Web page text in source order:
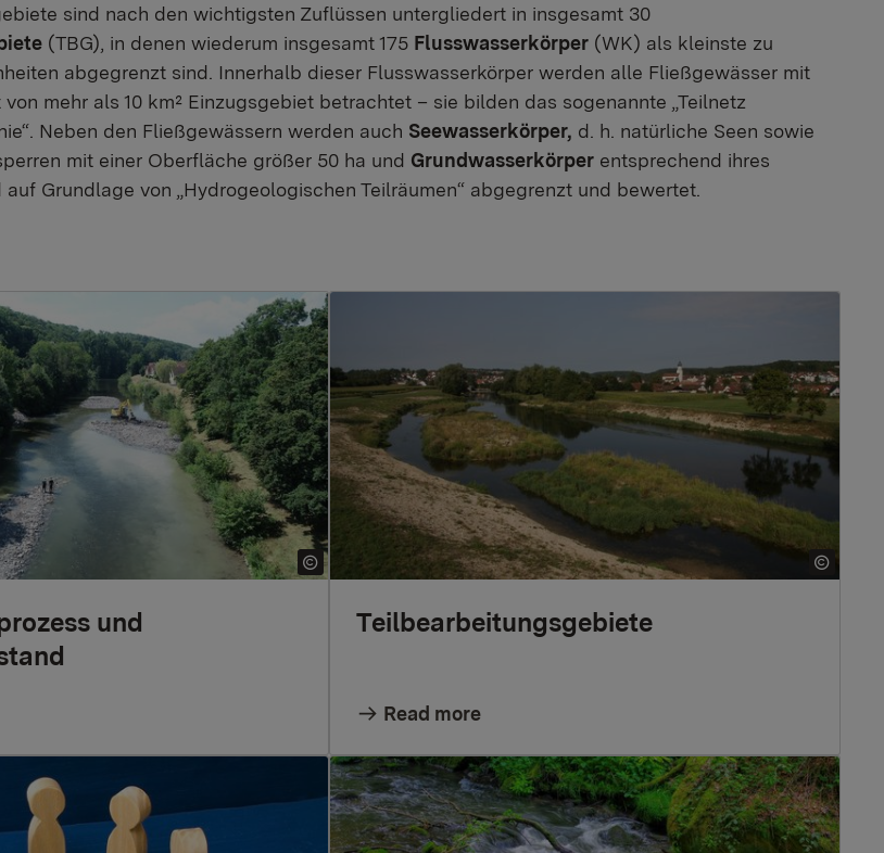
sind nach den wichtigsten Zuflüssen untergliedert in insgesamt 30
(TBG), in denen wiederum insgesamt 175 Flusswasserkörper (WK) als kleinste zu
abgegrenzt sind. Innerhalb dieser Flusswasserkörper werden alle Fließgewässer mit
mehr als 10 km² Einzugsgebiet betrachtet – sie bilden das sogenannte „Teilnetz
Neben den Fließgewässern werden auch Seewasserkörper, d. h. natürliche Seen sowie
mit einer Oberfläche größer 50 ha und Grundwasserkörper entsprechend ihres
Grundlage von „Hydrogeologischen Teilräumen“ abgegrenzt und bewertet.
und
Teilbearbeitungsgebiete
Read more